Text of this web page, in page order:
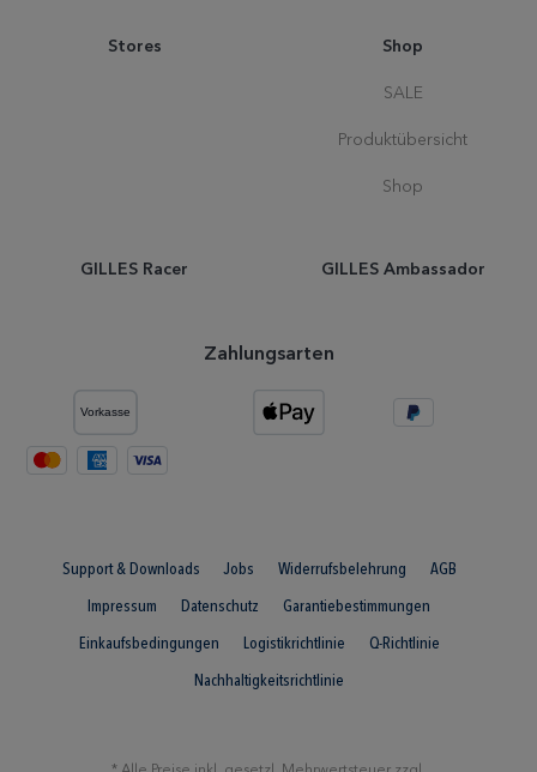
Stores Shop
SALE
Produktübersicht
Shop
GILLES Racer GILLES Ambassador
Zahlungsarten
Support & Downloads Jobs Widerrufsbelehrung AGB
Impressum Datenschutz Garantiebestimmungen
Einkaufsbedingungen Logistikrichtlinie Q-Richtlinie
Nachhaltigkeitsrichtlinie